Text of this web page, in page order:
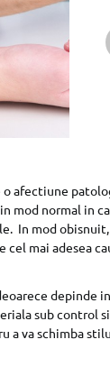
o afectiune
mod normal in
In mod
mai adesea
depinde
sub control
a va schimba